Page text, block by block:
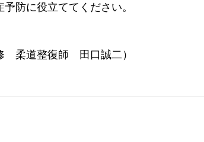
予防に役立ててください。
柔道整復師 田口誠二）